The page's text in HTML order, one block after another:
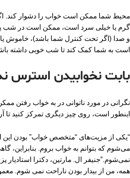
محیط شما ممکن است خواب را دشوار کند.
گرم یا خیلی سرد است، ممکن است در شب
و صدا (اگر تحت کنترل شما باشد)، خاموش
است به شما کمک کند تا شب خوبی داشته
بابت نخوابیدن استرس
نگرانی در مورد ناتوانی در به خواب رفتن
اینطور است، روی چیز دیگری تمرکز کنید تا
“یکی از مزیت‌های “متخصص خواب” بودن این
می‌شوم که بتوانم به خواب بروم. بنابراین،
همه، من از بیدار بودن ناراحت نمی شوم.